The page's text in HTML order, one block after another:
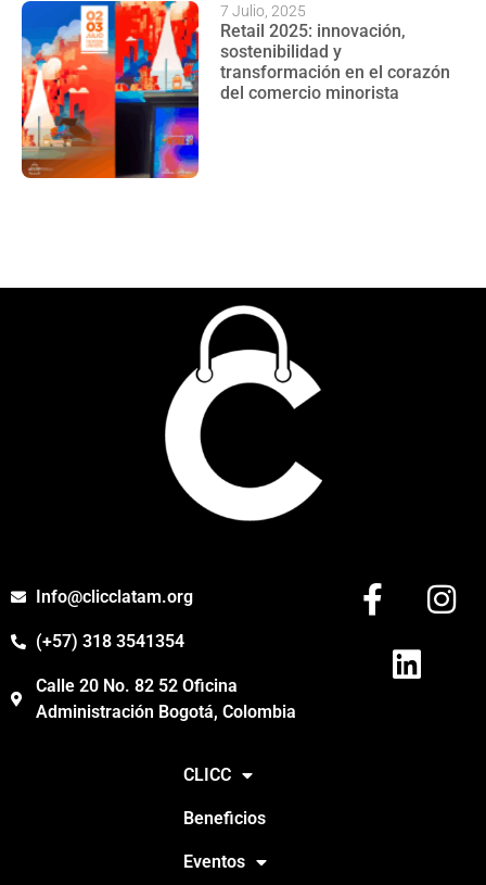
Retail 2025: innovación,
sostenibilidad y
transformación en el corazón
del comercio minorista
7 Julio, 2025
Info@clicclatam.org
(+57) 318 3541354
Calle 20 No. 82 52 Oficina
Administración Bogotá, Colombia
CLICC
Beneficios
Eventos